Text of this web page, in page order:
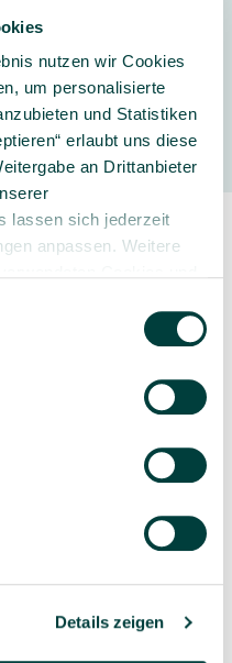
nutzen wir Cookies
um personalisierte
und Statistiken
erlaubt uns diese
an Drittanbieter
lassen sich jederzeit
anpassen. Weitere
Details zeigen
Kompetente und
1-3 Werktage Lieferzeit
bei Versand aus dem